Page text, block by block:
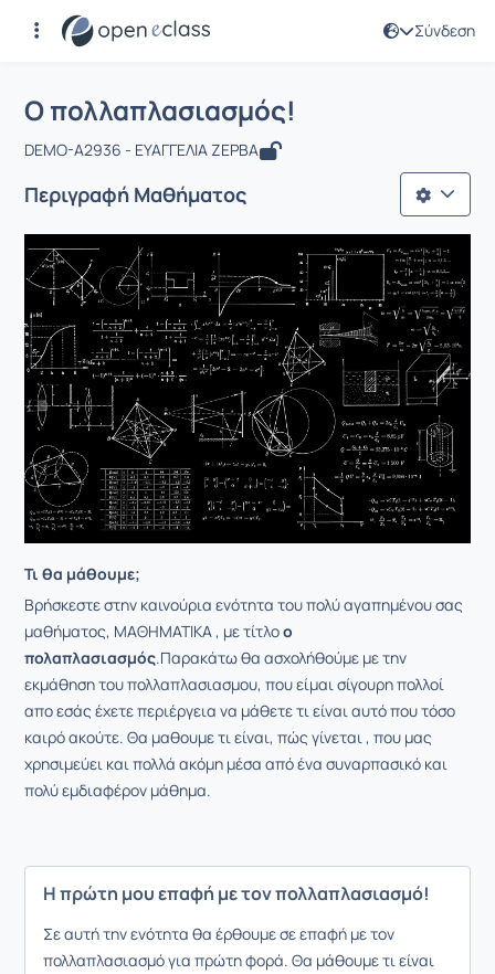
Σύνδεση
Αρχική Σελίδα
Μάθημα : Ο πολλαπλασιασμός!
Ο πολλαπλασιασμός!
DEMO-A2936 - ΕΥΑΓΓΕΛΙΑ ΖΕΡΒΑ
Περιγραφή Μαθήματος
Τι θα μάθουμε;
Βρήσκεστε στην καινούρια ενότητα του πολύ αγαπημένου σας
μαθήματος, ΜΑΘΗΜΑΤΙΚΑ , με τίτλοο
πολαπλασιασμός.Παρακάτω θα ασχολήθούμε με την
εκμάθηση του πολλαπλασιασμου, που είμαι σίγουρη πολλοί
απο εσάς έχετε περιέργεια να μάθετε τι είναι αυτό που τόσο
καιρό ακούτε. Θα μαθουμε τι είναι, πώς γίνεται , που μας
χρησιμεύει και πολλά ακόμη μέσα από ένα συναρπασικό και
πολύ εμδιαφέρον μάθημα.
Η πρώτη μου επαφή με τον πολλαπλασιασμό!
Σε αυτή την ενότητα θα έρθουμε σε επαφή με τον
πολλαπλασιασμό για πρώτη φορά. Θα μάθουμε τι είναι